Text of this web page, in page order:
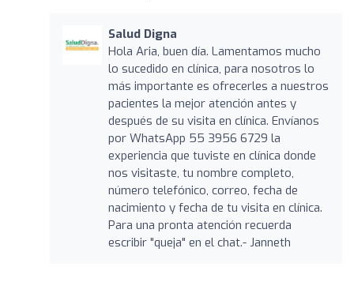
Salud Digna
Hola Aria, buen día. Lamentamos mucho
lo sucedido en clínica, para nosotros lo
más importante es ofrecerles a nuestros
pacientes la mejor atención antes y
después de su visita en clínica. Envíanos
por WhatsApp 55 3956 6729 la
experiencia que tuviste en clínica donde
nos visitaste, tu nombre completo,
número telefónico, correo, fecha de
nacimiento y fecha de tu visita en clínica.
Para una pronta atención recuerda
escribir "queja" en el chat.- Janneth